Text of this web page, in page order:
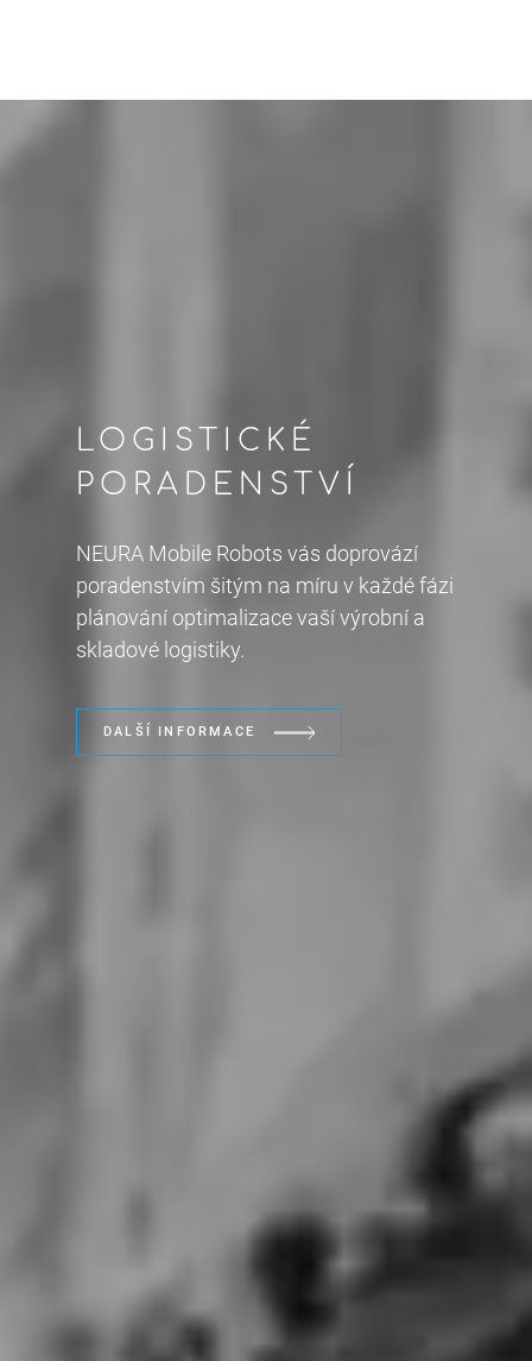
LOGISTICKÉ
PORADENSTVÍ
NEURA Mobile Robots vás doprovází
poradenstvím šitým na míru v každé fázi
plánování optimalizace vaší výrobní a
skladové logistiky.
DALŠÍ INFORMACE